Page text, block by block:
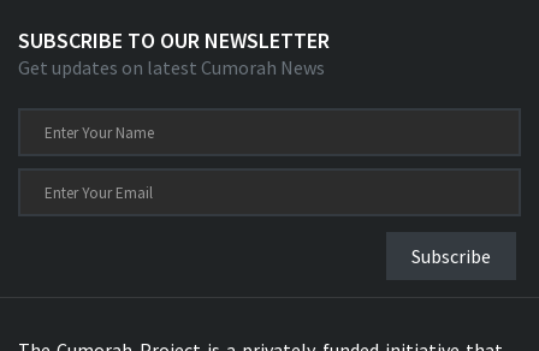
SUBSCRIBE TO OUR NEWSLETTER
Get updates on latest Cumorah News
Subscribe